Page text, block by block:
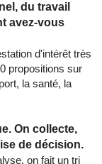
du travail
avez-vous
d'intérêt très
propositions sur
la santé, la
On collecte,
de décision.
on fait un tri